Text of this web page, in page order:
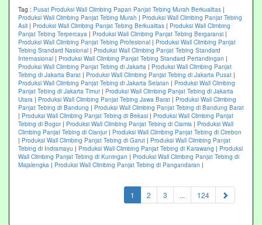
Tag : Pusat Produksi Wall Climbing Papan Panjat Tebing Murah Berkualitas |
Produksi Wall Climbing Panjat Tebing Murah | Produksi Wall Climbing Panjat Tebing
Asli | Produksi Wall Climbing Panjat Tebing Berkualitas | Produksi Wall Climbing
Panjat Tebing Terpercaya | Produksi Wall Climbing Panjat Tebing Bergaransi |
Produksi Wall Climbing Panjat Tebing Profesional | Produksi Wall Climbing Panjat
Tebing Standard Nasional | Produksi Wall Climbing Panjat Tebing Standard
Internasional | Produksi Wall Climbing Panjat Tebing Standard Pertandingan |
Produksi Wall Climbing Panjat Tebing di Jakarta | Produksi Wall Climbing Panjat
Tebing di Jakarta Barat | Produksi Wall Climbing Panjat Tebing di Jakarta Pusat |
Produksi Wall Climbing Panjat Tebing di Jakarta Selatan | Produksi Wall Climbing
Panjat Tebing di Jakarta Timur| Produksi Wall Climbing Panjat Tebing di Jakarta
Utara | Produksi Wall Climbing Panjat Tebing Jawa Barat | Produksi Wall Climbing
Panjat Tebing di Bandung | Produksi Wall Climbing Panjat Tebing di Bandung Barat
| Produksi Wall Climbing Panjat Tebing di Bekasi | Produksi Wall Climbing Panjat
Tebing di Bogor| Produksi Wall Climbing Panjat Tebing di Ciamis | Produksi Wall
Climbing Panjat Tebing di Cianjur| Produksi Wall Climbing Panjat Tebing di Cirebon
| Produksi Wall Climbing Panjat Tebing di Garut | Produksi Wall Climbing Panjat
Tebing di Indramayu | Produksi Wall Climbing Panjat Tebing di Karawang | Produksi
Wall Climbing Panjat Tebing di Kuningan | Produksi Wall Climbing Panjat Tebing di
Majalengka | Produksi Wall Climbing Panjat Tebing di Pangandaran |
1 (current)
2 3 ... 124